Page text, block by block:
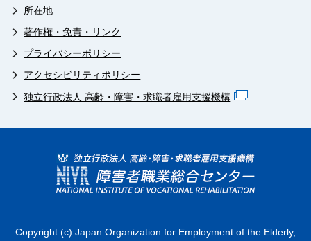
所在地
著作権・免責・リンク
プライバシーポリシー
アクセシビリティポリシー
独立行政法人 高齢・障害・求職者雇用支援機構
Copyright (c) Japan Organization for Employment of the Elderly,